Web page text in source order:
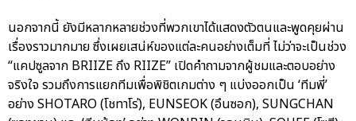
นอกจากนี้ ยังมีหลากหลายช่วงที่พวกเขาได้แสดงตัวตนและพูดคุยผ่าน
เรื่องราวมากมาย ซึ่งเผยเสน่ห์ของแต่ละคนอย่างเต็มที่ ไม่ว่าจะเป็นช่วง
“แคปซูลจาก BRIIZE ถึง RIIZE” เปิดคำถามจากผู้ชมและตอบอย่าง
จริงใจ รวมถึงการแยกทีมเพื่อพิชิตเกมต่าง ๆ แบ่งออกเป็น ‘ทีมพี่’
อย่าง SHOTARO (โชทาโร่), EUNSEOK (อึนซอก), SUNGCHAN